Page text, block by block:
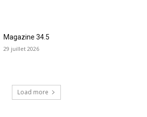
Magazine 34.5
29 juillet 2026
Load more